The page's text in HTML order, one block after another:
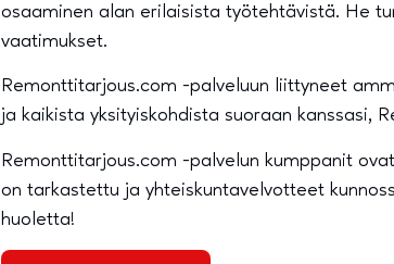
osaaminen alan erilaisista työtehtävistä. He
vaatimukset.
Remonttitarjous.com -palveluun liittyneet
ja kaikista yksityiskohdista suoraan kanssasi,
Remonttitarjous.com -palvelun kumppanit
on tarkastettu ja yhteiskuntavelvotteet
huoletta!